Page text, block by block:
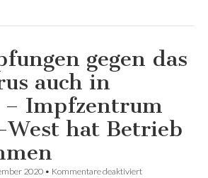
gegen das
auch in
– Impfzentrum
West hat Betrieb
2020 • Kommentare deaktiviert